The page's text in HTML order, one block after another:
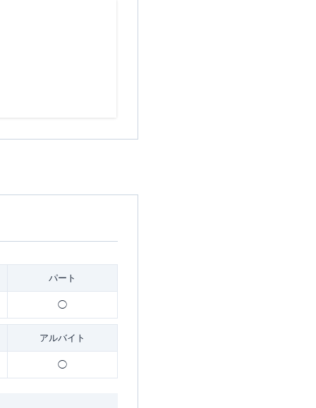
パート
◯
アルバイト
◯